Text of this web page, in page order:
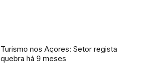
Turismo nos Açores: Setor regista
quebra há 9 meses